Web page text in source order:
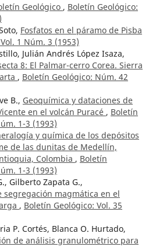
Geológico , Boletín Geológico:
Fosfatos en el páramo de Pisba
1 Núm. 3 (1953)
Julián Andrés López Isaza,
8: El Palmar-cerro Corea. Sierra
, Boletín Geológico: Núm. 42
B., Geoquímica y dataciones de
en el volcán Puracé , Boletín
1-3 (1993)
y química de los depósitos
de las dunitas de Medellín,
Colombia , Boletín
1-3 (1993)
Gilberto Zapata G.,
segregación magmática en el
, Boletín Geológico: Vol. 35
P. Cortés, Blanca O. Hurtado,
de análisis granulométrico para